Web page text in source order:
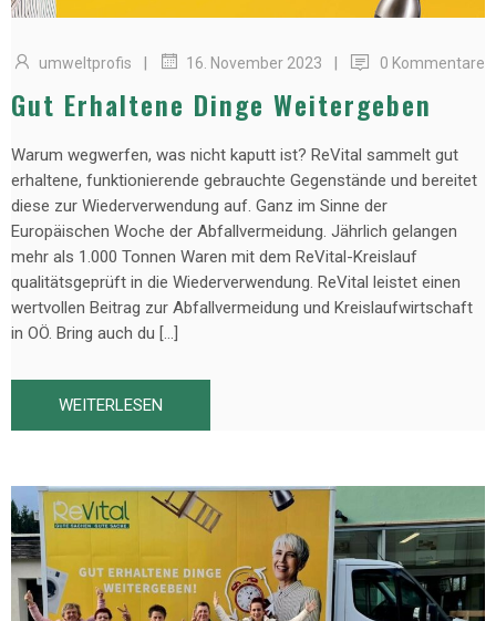
umweltprofis | 16. November 2023 | 0 Kommentare
Gut Erhaltene Dinge Weitergeben
Warum wegwerfen, was nicht kaputt ist? ReVital sammelt gut
erhaltene, funktionierende gebrauchte Gegenstände und bereitet
diese zur Wiederverwendung auf. Ganz im Sinne der
Europäischen Woche der Abfallvermeidung. Jährlich gelangen
mehr als 1.000 Tonnen Waren mit dem ReVital-Kreislauf
qualitätsgeprüft in die Wiederverwendung. ReVital leistet einen
wertvollen Beitrag zur Abfallvermeidung und Kreislaufwirtschaft
in OÖ. Bring auch du […]
WEITERLESEN